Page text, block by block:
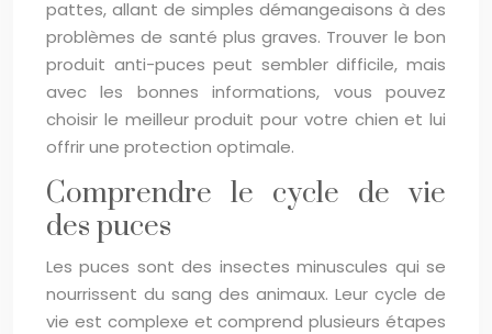
pattes, allant de simples démangeaisons à des
problèmes de santé plus graves. Trouver le bon
produit anti-puces peut sembler difficile, mais
avec les bonnes informations, vous pouvez
choisir le meilleur produit pour votre chien et lui
offrir une protection optimale.
Comprendre le cycle de vie
des puces
Les puces sont des insectes minuscules qui se
nourrissent du sang des animaux. Leur cycle de
vie est complexe et comprend plusieurs étapes